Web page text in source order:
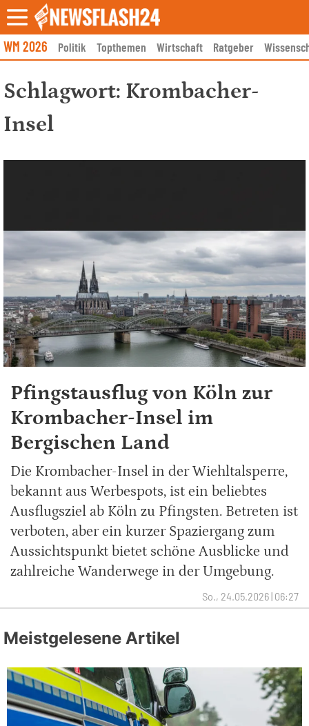
Skip
to
content
WM 2026 Politik Topthemen Wirtschaft Ratgeber
Schlagwort: Krombacher-
Insel
Pfingstausflug von Köln zur
Krombacher-Insel im
Bergischen Land
Die Krombacher-Insel in der Wiehltalsperre,
bekannt aus Werbespots, ist ein beliebtes
Ausflugsziel ab Köln zu Pfingsten. Betreten ist
verboten, aber ein kurzer Spaziergang zum
Aussichtspunkt bietet schöne Ausblicke und
zahlreiche Wanderwege in der Umgebung.
So., 24.05.2026 | 06:27
Meistgelesene Artikel